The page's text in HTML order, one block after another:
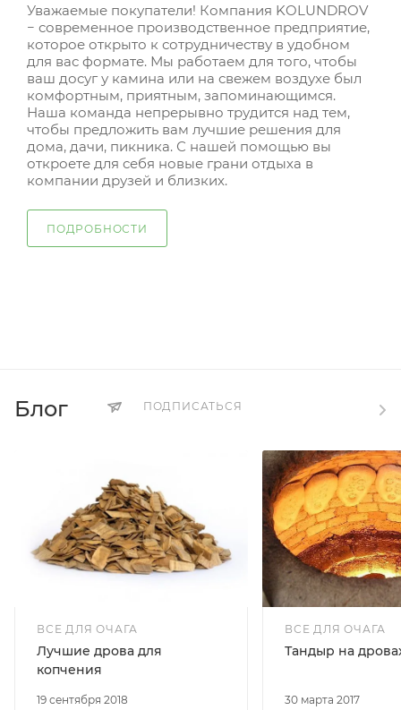
Уважаемые покупатели! Компания KOLUNDROV
− современное производственное предприятие,
которое открыто к сотрудничеству в удобном
для вас формате. Мы работаем для того, чтобы
ваш досуг у камина или на свежем воздухе был
комфортным, приятным, запоминающимся.
Наша команда непрерывно трудится над тем,
чтобы предложить вам лучшие решения для
дома, дачи, пикника. С нашей помощью вы
откроете для себя новые грани отдыха в
компании друзей и близких.
ПОДРОБНОСТИ
Блог ПОДПИСАТЬСЯ
ВСЕ ДЛЯ ОЧАГА
19 сентября 2018
Лучшие дрова для
копчения
ВСЕ ДЛЯ ОЧАГА
30 марта 2017
Тандыр на